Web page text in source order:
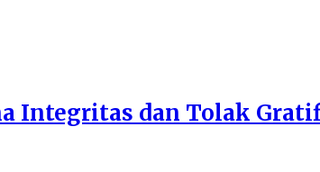
Integritas dan Tolak